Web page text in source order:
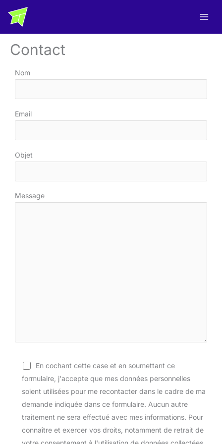
Contact
Nom
Email
Objet
Message
En cochant cette case et en soumettant ce
formulaire, j'accepte que mes données personnelles
soient utilisées pour me recontacter dans le cadre de ma
demande indiquée dans ce formulaire. Aucun autre
traitement ne sera effectué avec mes informations. Pour
connaître et exercer vos droits, notamment de retrait de